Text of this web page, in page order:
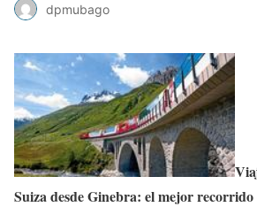
dpmubago
Suiza desde Ginebra: el mejor